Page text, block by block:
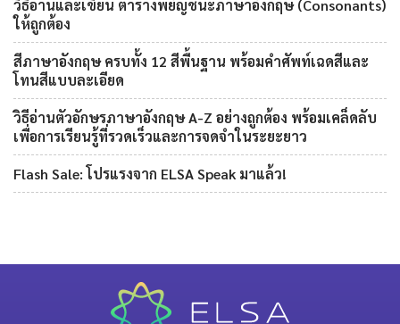
วิธีอ่านและเขียน ตารางพยัญชนะภาษาอังกฤษ (Consonants)
ให้ถูกต้อง
สีภาษาอังกฤษ ครบทั้ง 12 สีพื้นฐาน พร้อมคำศัพท์เฉดสีและ
โทนสีแบบละเอียด
วิธีอ่านตัวอักษรภาษาอังกฤษ A-Z อย่างถูกต้อง พร้อมเคล็ดลับ
เพื่อการเรียนรู้ที่รวดเร็วและการจดจำในระยะยาว
Flash Sale: โปรแรงจาก ELSA Speak มาแล้ว!